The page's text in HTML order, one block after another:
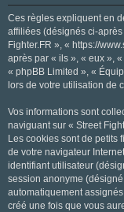
Ces règles expliquent en
affiliées (désignés ci-
Fighter.FR », « https://
après par « ils », « eux »,
« phpBB Limited », «
lors de votre utilisation de
Vos informations sont
naviguant sur « Street
Les cookies sont de petits
de votre navigateur
identifiant utilisateur
session anonyme
automatiquement
créé une fois que vous